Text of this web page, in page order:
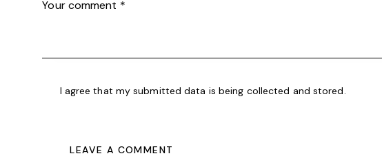
I agree that my submitted data is being collected and stored.